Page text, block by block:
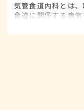
気管食道内科とは
食道に関係する病
療する内科の一領
は、気管食道科と